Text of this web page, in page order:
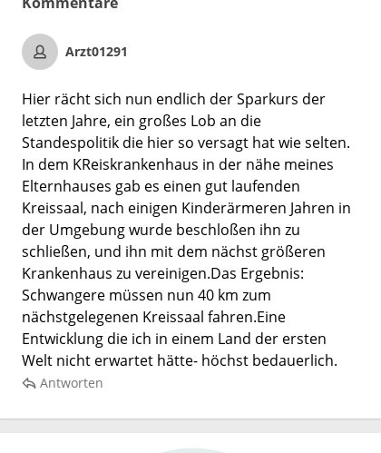
Arzt01291
Hier rächt sich nun endlich der Sparkurs der
letzten Jahre, ein großes Lob an die
Standespolitik die hier so versagt hat wie selten.
In dem KReiskrankenhaus in der nähe meines
Elternhauses gab es einen gut laufenden
Kreissaal, nach einigen Kinderärmeren Jahren in
der Umgebung wurde beschloßen ihn zu
schließen, und ihn mit dem nächst größeren
Krankenhaus zu vereinigen.Das Ergebnis:
Schwangere müssen nun 40 km zum
nächstgelegenen Kreissaal fahren.Eine
Entwicklung die ich in einem Land der ersten
Welt nicht erwartet hätte- höchst bedauerlich.
Antworten